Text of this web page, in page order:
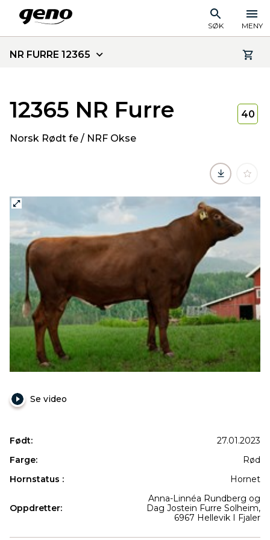
SØK MENY
NR FURRE 12365
12365 NR Furre
Norsk Rødt fe / NRF Okse
40
Se video
Født:
27.01.2023
Farge:
Rød
Hornstatus :
Hornet
Oppdretter:
Anna-Linnéa Rundberg og
Dag Jostein Furre Solheim,
6967 Hellevik I Fjaler